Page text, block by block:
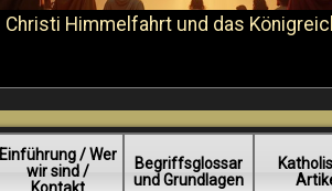
Christi Himmelfahrt und das
Einführung / Wer
wir sind /
Begriffsglossar
und Grundlagen